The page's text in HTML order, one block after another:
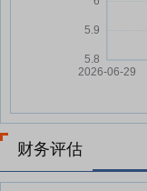
财务评估